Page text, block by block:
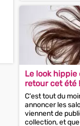
Le look
retour cet été
prouvent
C'est tout du
annoncer les
viennent de
collection, et